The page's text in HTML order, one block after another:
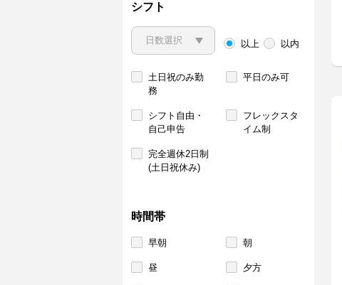
シフト
以上 以内
土日祝のみ勤
務
平日のみ可
シフト自由・
自己申告
フレックスタ
イム制
完全週休2日制
(土日祝休み)
時間帯
早朝 朝
昼 夕方